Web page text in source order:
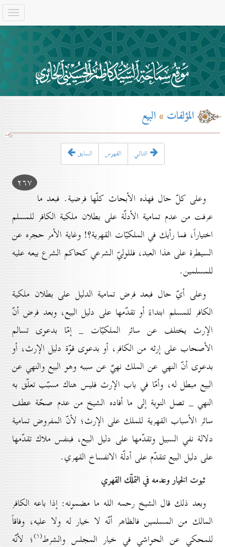
المؤلفات»البيع
السابق الفهرس التـالـي
۲٦۷
وعلى كلّ حال فهذه الأبحاث کلّها فرضية. فبعد ما
عرفت من عدم تمامية الأدلّة على بطلان ملكية الكافر للمسلم
اختياراً، فما رأيك في الملكيّات القهرية؟! وغاية الأمر حجره عن
السيطرة على هذا العبد، فللوليّ الشرعي كحاكم الشرع بيعه عليه
للمسلمين.
وعلى أيّ حال فبعد فرض تمامية الدليل على بطلان ملكية
الكافر للمسلم ابتداءً أو تقدّمها على دليل البيع، وبعد فرض أنّ
الإرث يختلف عن سائر الملكيّات _ إمّا بدعوى تسالم
الأصحاب علی إرثه من الکافر، أو بدعوی قوّة دليل الإرث، أو
بدعوى أنّ النهي عن الملك نهيٌ عن سببه وهو البيع والنهي عن
البيع مبطل له، وأمّا في باب الإرث فليس هناك مسبّب تعلّق به
النهي _ تصل النوبة إلى ما أفاده الشيخ من عدم صحّة عطف
سائر الأسباب القهرية للملك على الإرث؛ لأنّ المفروض تمامية
دلالة نفي السبيل وتقدّمها على دليل البيع، فبنفس ملاك تقدّمها
على دليل البيع تتقدّم على أدلّة الانفساخ القهري.
ثبوت الخیار وعدمه في التملّك القهري
وبعد ذلك قال الشيخ رحمه الله ما مضمونه: إذا باعه الكافر
المالك من المسلمين فالظاهر أنّه لا خيار له ولا عليه، وفاقاً
للمحكي عن الحواشي في خيار المجلس والشرط(۱) ؛ لأنّه